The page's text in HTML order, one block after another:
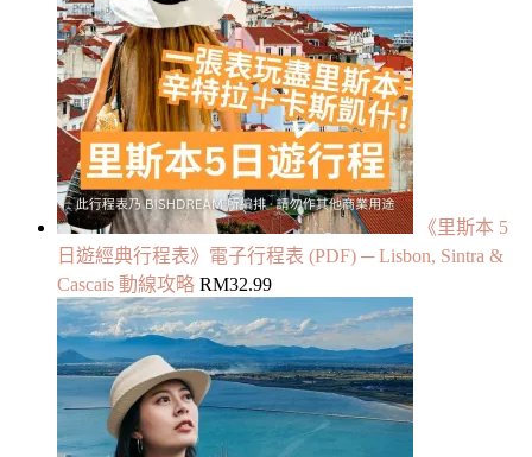
《里斯本 5
日遊經典行程表》電子行程表 (PDF) ─ Lisbon, Sintra &
Cascais 動線攻略 RM32.99